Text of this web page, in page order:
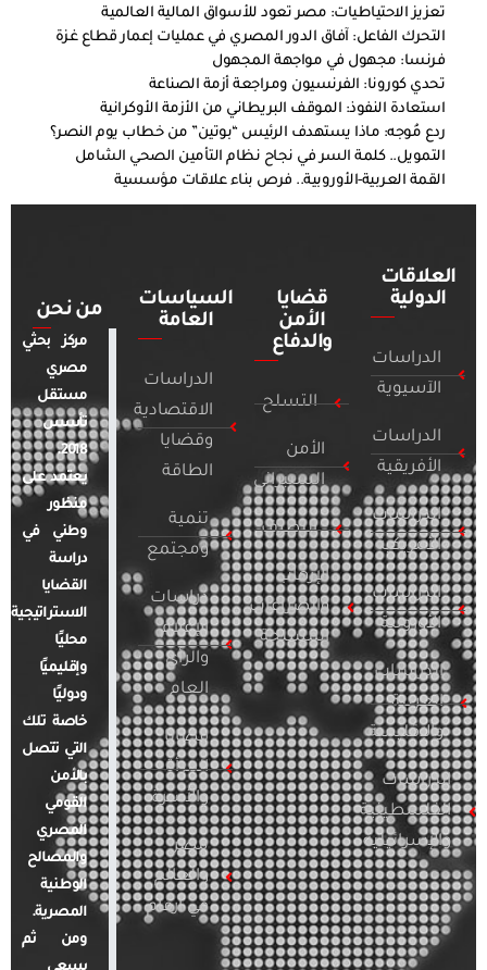
تعزيز الاحتياطيات: مصر تعود للأسواق المالية العالمية
التحرك الفاعل: آفاق الدور المصري في عمليات إعمار قطاع غزة
فرنسا: مجهول في مواجهة المجهول
تحدي كورونا: الفرنسيون ومراجعة أزمة الصناعة
استعادة النفوذ: الموقف البريطاني من الأزمة الأوكرانية
ردع مُوجه: ماذا يستهدف الرئيس “بوتين” من خطاب يوم النصر؟
التمويل.. كلمة السر في نجاح نظام التأمين الصحي الشامل
القمة العربية-الأوروبية.. فرص بناء علاقات مؤسسية
العلاقات
الدولية
الدراسات
الآسيوية
الدراسات
الأفريقية
الدراسات
الأمريكية
الدراسات
الأوروبية
الدراسات
العربية
والإقليمية
الدراسات
الفلسطينية
والإسرائيلية
قضايا
الأمن
والدفاع
التسلح
الأمن
السيبراني
التطرف
الإرهاب
والصراعات
المسلحة
السياسات
العامة
الدراسات
الاقتصادية
وقضايا
الطاقة
تنمية
ومجتمع
دراسات
الإعلام
والرأي
العام
قضايا
المرأة
والأسرة
مصر
والعالم
في أرقام
من نحن
مركز بحثي
مصري
مستقل
تأسس
2018.
يعتمد على
منظور
وطني في
دراسة
القضايا
الاستراتيجية
محليًا
وإقليميًا
ودوليًا
خاصة تلك
التي تتصل
بالأمن
القومي
المصري
والمصالح
الوطنية
المصرية.
ومن ثم